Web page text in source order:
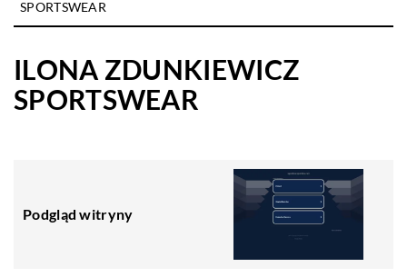
SPORTSWEAR
ILONA ZDUNKIEWICZ
SPORTSWEAR
Podgląd witryny